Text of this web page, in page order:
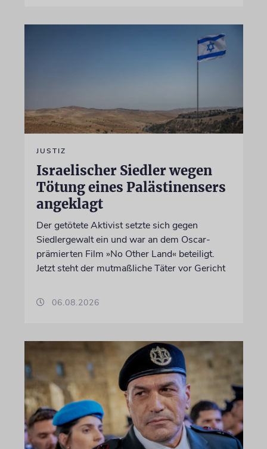
JUSTIZ
Israelischer Siedler wegen
Tötung eines Palästinensers
angeklagt
Der getötete Aktivist setzte sich gegen
Siedlergewalt ein und war an dem Oscar-
prämierten Film »No Other Land« beteiligt.
Jetzt steht der mutmaßliche Täter vor Gericht
06.08.2026